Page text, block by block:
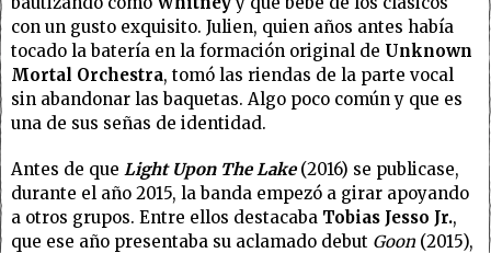
con un gusto exquisito. Julien, quien años antes había
tocado la batería en la formación original de Unknown
Mortal Orchestra, tomó las riendas de la parte vocal
sin abandonar las baquetas. Algo poco común y que es
una de sus señas de identidad.
Antes de que Light Upon The Lake (2016) se publicase,
durante el año 2015, la banda empezó a girar apoyando
a otros grupos. Entre ellos destacaba Tobias Jesso Jr.,
que ese año presentaba su aclamado debut Goon (2015),